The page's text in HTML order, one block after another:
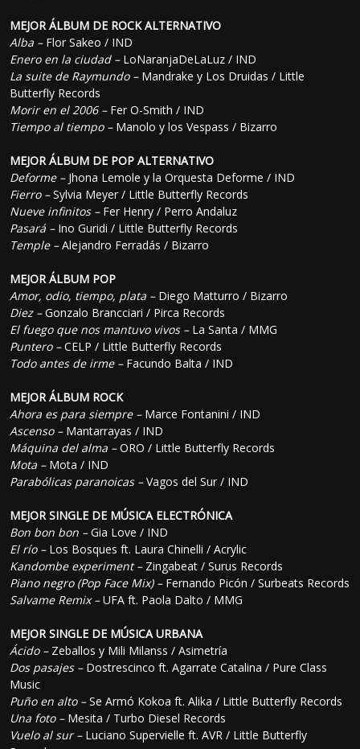
MEJOR ÁLBUM DE ROCK ALTERNATIVO
Alba –Flor Sakeo / IND
Enero en la ciudad –LoNaranjaDeLaLuz / IND
La suite de Raymundo –Mandrake y Los Druidas / Little
Butterfly Records
Morir en el 2006 –Fer O-Smith / IND
Tiempo al tiempo –Manolo y los Vespass / Bizarro
MEJOR ÁLBUM DE POP ALTERNATIVO
Deforme –Jhona Lemole y la Orquesta Deforme / IND
Fierro –Sylvia Meyer / Little Butterfly Records
Nueve infinitos –Fer Henry / Perro Andaluz
Pasará –Ino Guridi / Little Butterfly Records
Temple –Alejandro Ferradás / Bizarro
MEJOR ÁLBUM POP
Amor, odio, tiempo, plata –Diego Matturro / Bizarro
Diez –Gonzalo Brancciari / Pirca Records
El fuego que nos mantuvo vivos –La Santa / MMG
Puntero –CELP / Little Butterfly Records
Todo antes de irme –Facundo Balta / IND
MEJOR ÁLBUM ROCK
Ahora es para siempre –Marce Fontanini / IND
Ascenso –Mantarrayas / IND
Máquina del alma –ORO / Little Butterfly Records
Mota –Mota / IND
Parabólicas paranoicas –Vagos del Sur / IND
MEJOR SINGLE DE MÚSICA ELECTRÓNICA
Bon bon bon –Gia Love / IND
El río –Los Bosques ft. Laura Chinelli / Acrylic
Kandombe experiment –Zingabeat / Surus Records
Piano negro (Pop Face Mix) –Fernando Picón / Surbeats Records
Salvame Remix –UFA ft. Paola Dalto / MMG
MEJOR SINGLE DE MÚSICA URBANA
Ácido –Zeballos y Mili Milanss / Asimetría
Dos pasajes –Dostrescinco ft. Agarrate Catalina / Pure Class
Music
Puño en alto –Se Armó Kokoa ft. Alika / Little Butterfly Records
Una foto –Mesita / Turbo Diesel Records
Vuelo al sur –Luciano Supervielle ft. AVR / Little Butterfly